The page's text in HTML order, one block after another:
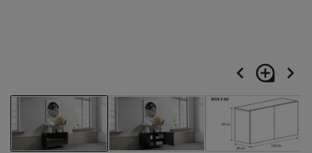
navigate_before loupe navigate_next